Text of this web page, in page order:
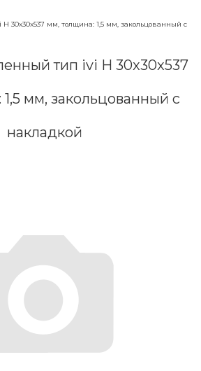
тип ivi Н 30x30x537
мм, закольцованный с
накладкой